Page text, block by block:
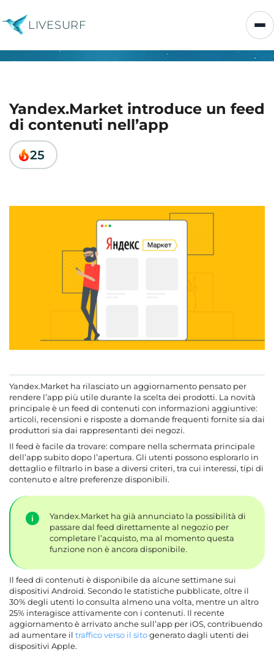
LIVESURF
Yandex.Market introduce un feed
di contenuti nell’app
25
Yandex.Market ha rilasciato un aggiornamento pensato per
rendere l’app più utile durante la scelta dei prodotti. La novità
principale è un feed di contenuti con informazioni aggiuntive:
articoli, recensioni e risposte a domande frequenti fornite sia dai
produttori sia dai rappresentanti dei negozi.
Il feed è facile da trovare: compare nella schermata principale
dell’app subito dopo l’apertura. Gli utenti possono esplorarlo in
dettaglio e filtrarlo in base a diversi criteri, tra cui interessi, tipi di
contenuto e altre preferenze disponibili.
Yandex.Market ha già annunciato la possibilità di
passare dal feed direttamente al negozio per
completare l’acquisto, ma al momento questa
funzione non è ancora disponibile.
Il feed di contenuti è disponibile da alcune settimane sui
dispositivi Android. Secondo le statistiche pubblicate, oltre il
30% degli utenti lo consulta almeno una volta, mentre un altro
25% interagisce attivamente con i contenuti. Il recente
aggiornamento è arrivato anche sull’app per iOS, contribuendo
ad aumentare il traffico verso il sitogenerato dagli utenti dei
dispositivi Apple.